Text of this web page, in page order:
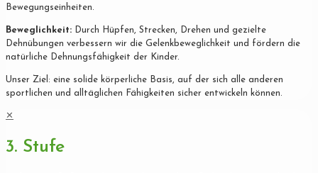
Bewegungseinheiten.
Beweglichkeit: Durch Hüpfen, Strecken, Drehen und gezielte
Dehnübungen verbessern wir die Gelenkbeweglichkeit und fördern die
natürliche Dehnungsfähigkeit der Kinder.
Unser Ziel: eine solide körperliche Basis, auf der sich alle anderen
sportlichen und alltäglichen Fähigkeiten sicher entwickeln können.
✕
3. Stufe